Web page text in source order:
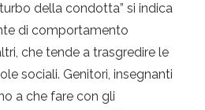
della condotta” si indica
di comportamento
che tende a trasgredire le
sociali. Genitori, insegnanti
a che fare con gli